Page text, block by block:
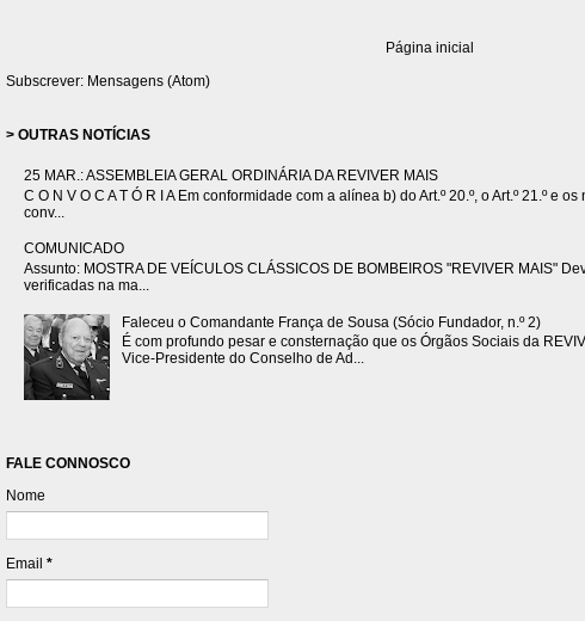
Página inicial
Subscrever: Mensagens (Atom)
> OUTRAS NOTÍCIAS
25 MAR.: ASSEMBLEIA GERAL ORDINÁRIA DA REVIVER MAIS
C O N V O C A T Ó R I A Em conformidade com a alínea b) do Art.º 20.º, o Art.º 21.º e os
conv...
COMUNICADO
Assunto: MOSTRA DE VEÍCULOS CLÁSSICOS DE BOMBEIROS "REVIVER MAIS"
verificadas na ma...
Faleceu o Comandante França de Sousa (Sócio Fundador, n.º 2)
É com profundo pesar e consternação que os Órgãos Sociais da
Vice-Presidente do Conselho de Ad...
FALE CONNOSCO
Nome
Email *